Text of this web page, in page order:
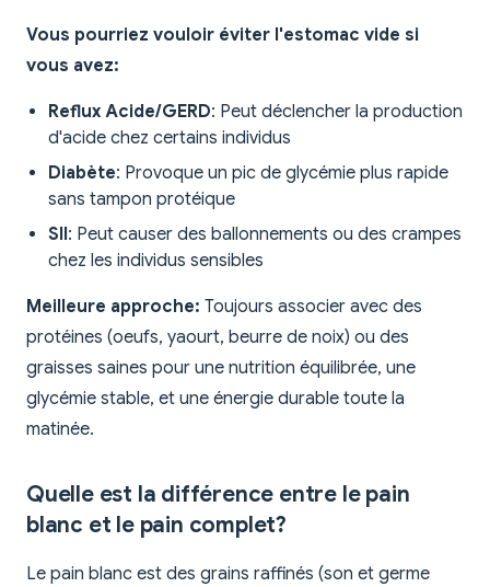
Vous pourriez vouloir éviter l'estomac vide si
vous avez:
Reflux Acide/GERD: Peut déclencher la production
d'acide chez certains individus
Diabète: Provoque un pic de glycémie plus rapide
sans tampon protéique
SII: Peut causer des ballonnements ou des crampes
chez les individus sensibles
Meilleure approche: Toujours associer avec des
protéines (oeufs, yaourt, beurre de noix) ou des
graisses saines pour une nutrition équilibrée, une
glycémie stable, et une énergie durable toute la
matinée.
Quelle est la différence entre le pain
blanc et le pain complet?
Le pain blanc est des grains raffinés (son et germe